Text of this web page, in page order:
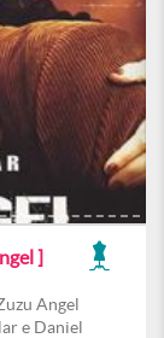
]
Angel
e Daniel